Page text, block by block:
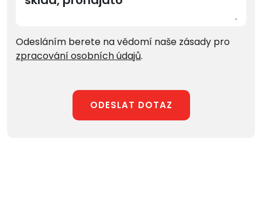
Odesláním berete na vědomí naše zásady pro
zpracování osobních údajů.
ODESLAT DOTAZ